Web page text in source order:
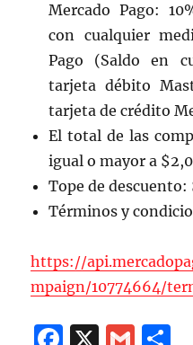
Mercado Pago:
con cualquier
Pago (Saldo en
tarjeta débito
tarjeta de crédito
El total de las
igual o mayor a
Tope de
Términos y
https://
mpaign/10774664/